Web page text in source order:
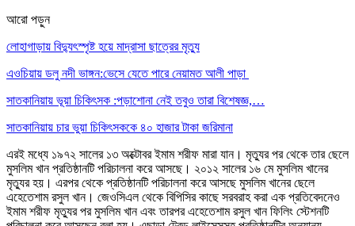
আরো পড়ুন
লোহাগাড়ায় বিদ্যুৎস্পৃষ্ট হয়ে মাদ্রাসা ছাত্রের মৃত্যু
এওচিয়ায় ডলু নদী ভাঙ্গন:ভেসে যেতে পারে নেয়ামত আলী পাড়া
সাতকানিয়ায় ভূয়া চিকিৎসক :পড়াশোনা নেই তবুও তারা বিশেষজ্ঞ,…
সাতকানিয়ায় চার ভুয়া চিকিৎসককে ৪০ হাজার টাকা জরিমানা
এরই মধ্যে ১৯৭২ সালের ১৩ অক্টোবর ইমাম শরীফ মারা যান। মৃত্যুর পর থেকে তার ছেলে
মুসলিম খান প্রতিষ্ঠানটি পরিচালনা করে আসছে। ২০১২ সালের ১৬ মে মুসলিম খানের
মৃত্যুর হয়। এরপর থেকে প্রতিষ্ঠানটি পরিচালনা করে আসছে মুসলিম খানের ছেলে
এহেতেশাম রসুল খান। জেওসিএল থেকে বিপিসির কাছে সরবরাহ করা এক প্রতিবেদনেও
ইমাম শরীফ মৃত্যুর পর মুসলিম খান এবং তারপর এহেতেশাম রসুল খান ফিলিং স্টেশনটি